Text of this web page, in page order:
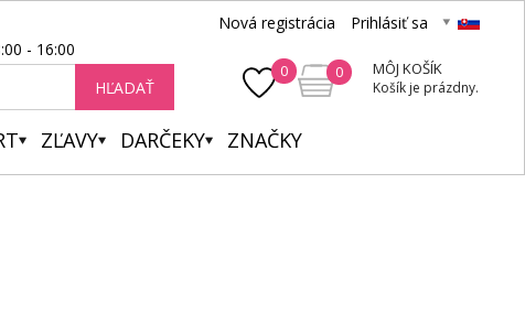
Nová registrácia Prihlásiť sa
0 0 MÔJ KOŠÍK
Košík je prázdny.
- 16:00
HĽADAŤ
ZĽAVY DARČEKY ZNAČKY